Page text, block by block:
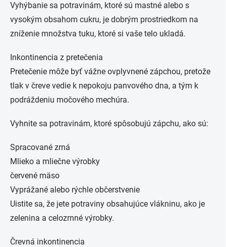
Vyhýbanie sa potravinám, ktoré sú mastné alebo s
vysokým obsahom cukru, je dobrým prostriedkom na
zníženie množstva tuku, ktoré si vaše telo ukladá.
Inkontinencia z pretečenia
Pretečenie môže byť vážne ovplyvnené zápchou, pretože
tlak v čreve vedie k nepokoju panvového dna, a tým k
podráždeniu močového mechúra.
Vyhnite sa potravinám, ktoré spôsobujú zápchu, ako sú:
Spracované zrná
Mlieko a mliečne výrobky
červené mäso
Vyprážané alebo rýchle občerstvenie
Uistite sa, že jete potraviny obsahujúce vlákninu, ako je
zelenina a celozrnné výrobky.
Črevná inkontinencia